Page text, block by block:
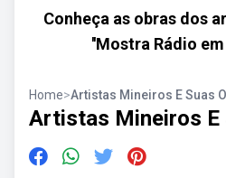
Conheça as obras dos
''Mostra Rádio
Home>Artistas Mineiros E Suas
Artistas Mineiros E